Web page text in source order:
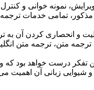
نمونه خوانی و
و انحصاری کردن آن به
تفکر درست خواهد بود